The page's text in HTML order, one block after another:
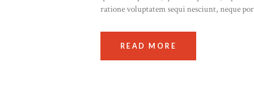
ratione voluptatem sequi nesciunt, neque
READ MORE